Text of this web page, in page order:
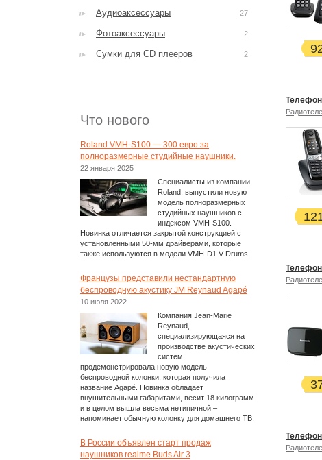
Телефон
Телефон
Телефон
Аудиоаксессуары 27
Фотоаксессуары 2
Сумки для CD плееров 2
Что нового
Roland VMH-S100 — 300 евро за
полноразмерные студийные наушники.
22 января 2025
Специалисты из компании
Roland, выпустили новую
модель полноразмерных
студийных наушников с
индексом VMH-S100.
Новинка отличается закрытой конструкцией с
установленными 50-мм драйверами, которые
также используются в модели VMH-D1 V-Drums.
Французы представили нестандартную
беспроводную акустику JM Reynaud Agapé
10 июля 2022
Компания Jean-Marie
Reynaud,
специализирующаяся на
производстве акустических
систем,
продемонстрировала новую модель
беспроводной колонки, которая получила
название Agapé. Новинка обладает
внушительными габаритами, весит 18 килограмм
и в целом вышла весьма нетипичной –
напоминает обычную колонку для домашнего ТВ.
В России объявлен старт продаж
наушников realme Buds Air 3